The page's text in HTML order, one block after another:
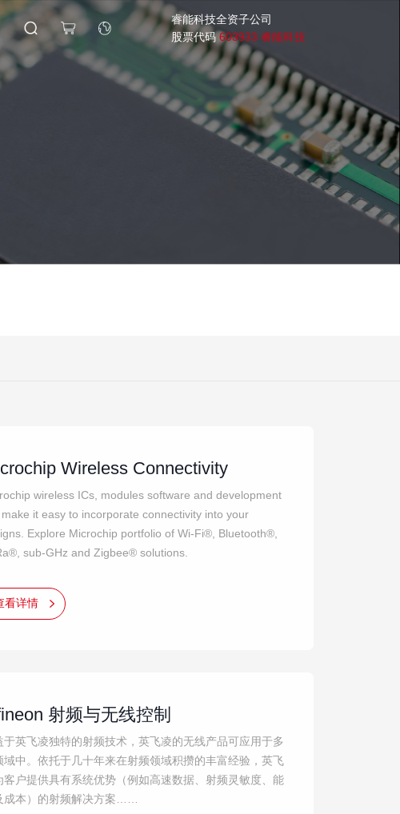
睿能科技全资子公司
股票代码603933 睿能科技
Wireless Connectivity
wireless ICs, modules software and development
make it easy to incorporate connectivity into your
Explore Microchip portfolio of Wi-Fi®, Bluetooth®,
sub-GHz and Zigbee® solutions.
看详情
射频与无线控制
于英飞凌独特的射频技术，英飞凌的无线产品可应用于多
域中。依托于几十年来在射频领域积攒的丰富经验，英飞
客户提供具有系统优势（例如高速数据、射频灵敏度、能
成本）的射频解决方案……